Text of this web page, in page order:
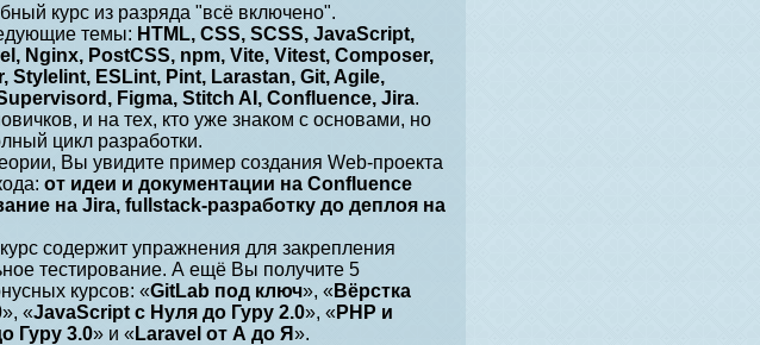
курс из разряда "всё включено".
темы: HTML, CSS, SCSS, JavaScript,
Nginx, PostCSS, npm, Vite, Vitest, Composer,
Stylelint, ESLint, Pint, Larastan, Git, Agile,
Figma, Stitch AI, Confluence, Jira.
и на тех, кто уже знаком с основами, но
цикл разработки.
Вы увидите пример создания Web-проекта
от идеи и документации на Confluence
на Jira, fullstack-разработку до деплоя на
содержит упражнения для закрепления
тестирование. А ещё Вы получите 5
курсов: «GitLab под ключ», « Вёрстка
», «JavaScript с Нуля до Гуру 2.0», «PHP и
Гуру 3.0» и « Laravel от А до Я».